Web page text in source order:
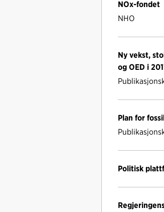
NOx-fondet
NHO
Ny vekst,
og OED i
Plan for
Politisk